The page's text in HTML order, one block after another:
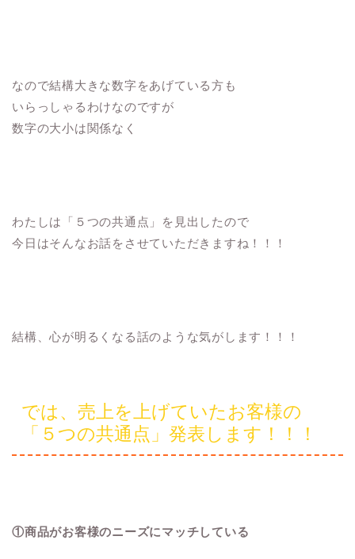
なので結構大きな数字をあげている方も
いらっしゃるわけなのですが
数字の大小は関係なく
わたしは「５つの共通点」を見出したので
今日はそんなお話をさせていただきますね！！！
結構、心が明るくなる話のような気がします！！！
では、売上を上げていたお客様の
「５つの共通点」発表します！！！
①商品がお客様のニーズにマッチしている